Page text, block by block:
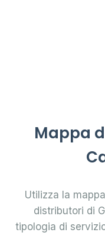
Mappa
Utilizza la
distributori di
tipologia di